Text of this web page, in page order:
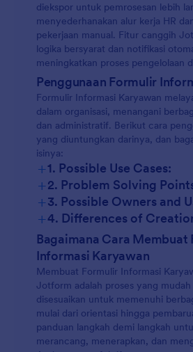
diekspor untuk pemrosesan lebih
menyederhanakan alur kerja HR
pekerjaan manual. Fitur canggih
logika bersyarat dan notifikasi
meningkatkan proses pengelolaan
Penggunaan Formulir
Formulir Informasi Karyawan
dalam organisasi, menangani
dan administratif. Berikut cara
yang diuntungkan darinya, dan
isinya:
+1. Possible Use Cases:
+2. Problem Solving
+3. Possible Owners and
+4. Differences of
Bagaimana Cara Membuat
Informasi Karyawan
Membuat Formulir Informasi
Jotform adalah proses yang mudah
disesuaikan untuk memenuhi
mulai dari orientasi hingga
panduan langkah demi langkah
merancang, menerapkan, dan